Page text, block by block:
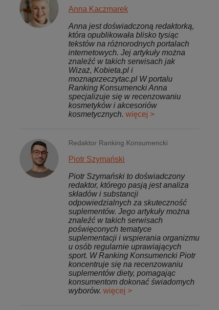
Anna Kaczmarek
Anna jest doświadczoną redaktorką,
która opublikowała blisko tysiąc
tekstów na różnorodnych portalach
internetowych. Jej artykuły można
znaleźć w takich serwisach jak
Wizaż, Kobieta.pl i
moznaprzeczytac.pl W portalu
Ranking Konsumencki Anna
specjalizuje się w recenzowaniu
kosmetyków i akcesoriów
kosmetycznych. więcej >
Redaktor Ranking Konsumencki
Piotr Szymański
Piotr Szymański to doświadczony
redaktor, którego pasją jest analiza
składów i substancji
odpowiedzialnych za skuteczność
suplementów. Jego artykuły można
znaleźć w takich serwisach
poświęconych tematyce
suplementacji i wspierania organizmu
u osób regularnie uprawiających
sport. W Ranking Konsumencki Piotr
koncentruje się na recenzowaniu
suplementów diety, pomagając
konsumentom dokonać świadomych
wyborów. więcej >